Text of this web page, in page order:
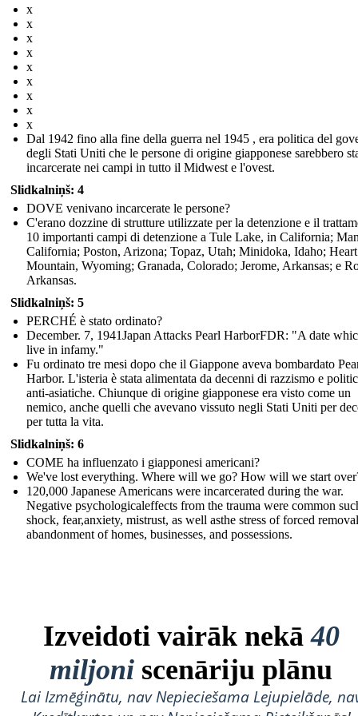
x
x
x
x
x
x
x
x
x
Dal 1942 fino alla fine della guerra nel 1945 , era politica del
degli Stati Uniti che le persone di origine giapponese sarebbero
incarcerate nei campi in tutto il Midwest e l'ovest.
Slidkalniņš: 4
DOVE venivano incarcerate le persone?
C'erano dozzine di strutture utilizzate per la detenzione e il
10 importanti campi di detenzione a Tule Lake, in California;
California; Poston, Arizona; Topaz, Utah; Minidoka, Idaho; Heart
Mountain, Wyoming; Granada, Colorado; Jerome, Arkansas; e
Arkansas.
Slidkalniņš: 5
PERCHÉ è stato ordinato?
December. 7, 1941Japan Attacks Pearl HarborFDR: "A date
live in infamy."
Fu ordinato tre mesi dopo che il Giappone aveva bombardato
Harbor. L'isteria è stata alimentata da decenni di razzismo e
anti-asiatiche. Chiunque di origine giapponese era visto come un
nemico, anche quelli che avevano vissuto negli Stati Uniti per
per tutta la vita.
Slidkalniņš: 6
COME ha influenzato i giapponesi americani?
We've lost everything. Where will we go? How will we start
120,000 Japanese Americans were incarcerated during the war.
Negative psychologicaleffects from the trauma were common
shock, fear,anxiety, mistrust, as well asthe stress of forced
abandonment of homes, businesses, and possessions.
Izveidoti vairāk nekā40
miljoni scenāriju plānu
Lai Izmēģinātu, nav Nepieciešama Lejupielāde,